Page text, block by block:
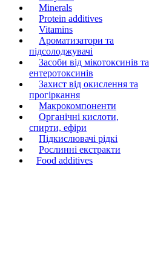
Minerals
Protein additives
Vitamins
Ароматизатори та
підсолоджувачі
Засоби від мікотоксинів та
ентеротоксинів
Захист від окислення та
прогіркання
Макрокомпоненти
Органічні кислоти,
спирти, ефіри
Підкислювачі рідкі
Рослинні екстракти
Food additives